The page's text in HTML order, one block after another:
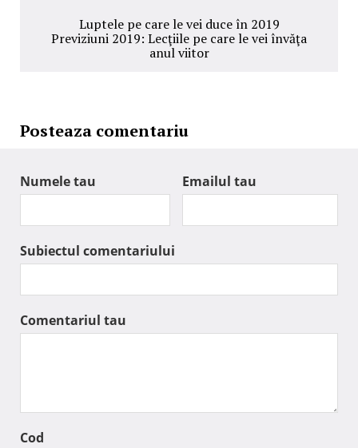
Luptele pe care le vei duce în 2019
Previziuni 2019: Lecţiile pe care le vei învăţa
anul viitor
Posteaza comentariu
Numele tau Emailul tau
Subiectul comentariului
Comentariul tau
Cod